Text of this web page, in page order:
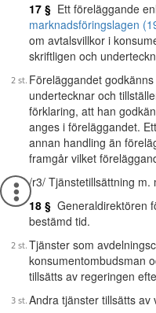
17 § Ett föreläggande
marknadsföringslagen
om avtalsvillkor i
skriftligen och
Föreläggandet
undertecknar och
förklaring, att han
anges i föreläggandet.
annan handling än
framgår vilket
/r3/ Tjänstetillsättning m.
18 § Generaldirektören
bestämd tid.
Tjänster som
konsumentombudsman
tillsätts av regeringen
Andra tjänster tillsätts av